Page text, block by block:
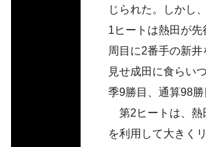
じられた。しかし
1ヒートは熱田が
周目に2番手の新
見せ成田に食らい
季9勝目、通算98
第2ヒートは、熱
を利用して大きく